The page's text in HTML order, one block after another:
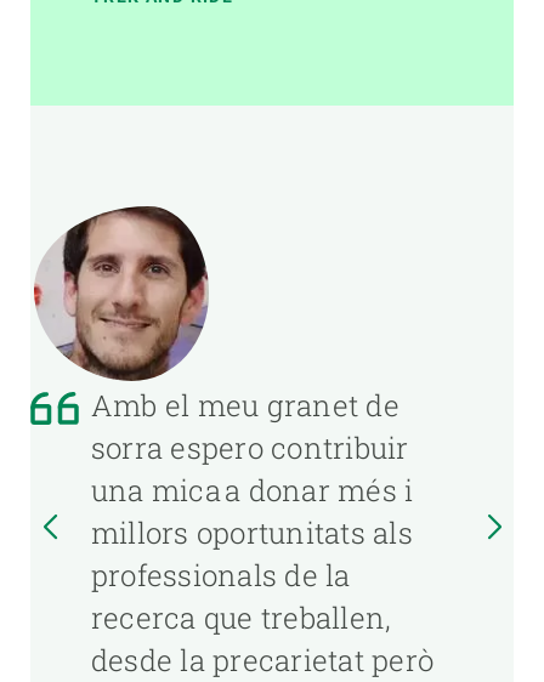
Amb el meu granet de
sorra espero contribuir
una mica a donar més i
millors oportunitats als
professionals de la
recerca que treballen,
desde la precarietat però